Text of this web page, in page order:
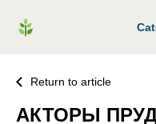
Return to article
АКТОРЫ